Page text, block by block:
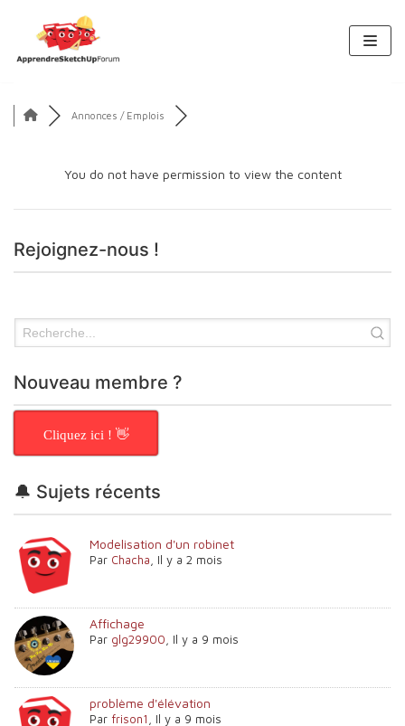
Annonces / Emplois
You do not have permission to view the content
Rejoignez-nous !
Nouveau membre ?
Cliquez ici ! 👋
🔔 Sujets récents
Modelisation d'un robinet
Par Chacha Il y a 2 mois
Affichage
Par glg29900 Il y a 9 mois
problème d'élévation
Par frison1 Il y a 9 mois